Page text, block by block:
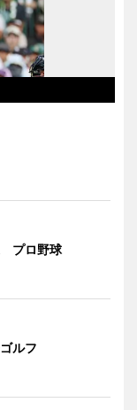
プロ野球
ルフ